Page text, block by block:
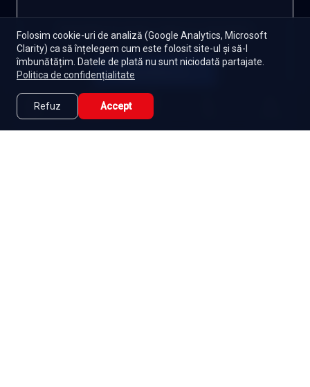
Folosim cookie-uri de analiză (Google Analytics, Microsoft
Clarity) ca să înțelegem cum este folosit site-ul și să-l
îmbunătățim. Datele de plată nu sunt niciodată partajate.
Politica de confidențialitate
Refuz Accept
Autentifică-te pentru a lăsa un comentariu
Autentifică-te
Filme